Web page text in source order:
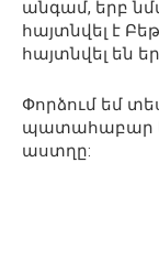
անգամ, երբ
հայտնվել է
հայտնվել են
Փորձում եմ
պատահաբար
աստղը: